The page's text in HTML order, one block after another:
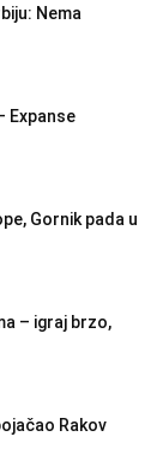
Nema
Expanse
Gornik pada u
– igraj brzo,
Rakov